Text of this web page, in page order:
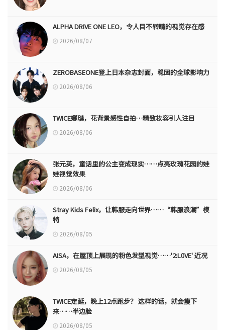
ALPHA DRIVE ONE LEO，令人目不转睛的视觉存在感
2026/08/07
ZEROBASEONE登上日本杂志封面，稳固的全球影响力
2026/08/06
TWICE娜璉，花背景感性自拍…精致妆容引人注目
2026/08/06
张元英，童话里的公主变成现实……点亮玫瑰花园的娃
娃视觉效果
2026/08/06
Stray Kids Felix，让韩服走向世界……“韩服浪潮”模
特
2026/08/05
AISA，在屋顶上展现的粉色发型视觉……'2:L0VE' 近况
2026/08/05
TWICE定延，晚上12点跑步？ 这样的话，就会瘦下
来……半边脸
2026/08/05